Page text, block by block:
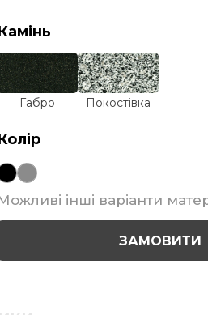
Габро Покостівка
інші варіанти
ЗАМОВИТИ